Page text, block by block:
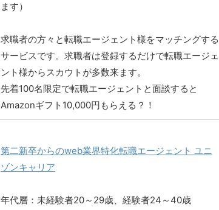
ます）
求職者の方々と転職エージェント様をマッチングする
サービスです。求職者は登録するだけで転職エージェ
ント様からスカウトが多数来ます。
先着100名限定で転職エージェントと面談すると
Amazonギフト10,000円もらえる？！
第二新卒からのweb業界特化転職エージェント ユニ
ゾンキャリア
年代層：未経験者20～29歳、経験者24～40歳